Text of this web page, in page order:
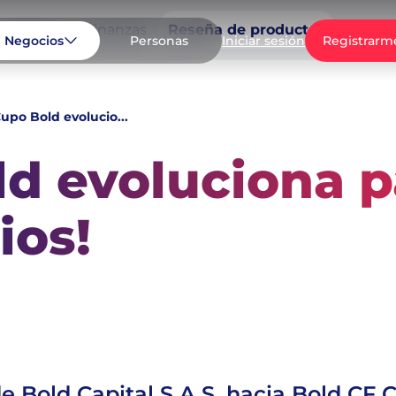
Negocios Personas Iniciar sesión
Finanzas Reseña de productos
Bold evolucio...
evoluciona